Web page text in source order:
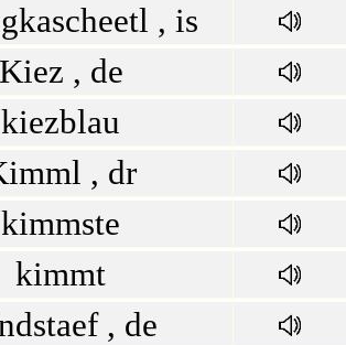
, is
Kiez , de
kiezblau
, dr
kimmste
kimmt
, de